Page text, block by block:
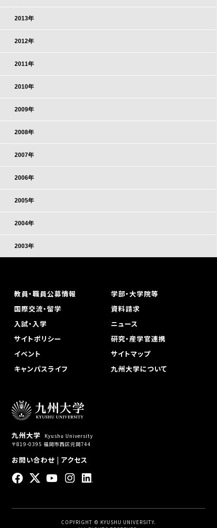
2013年
2012年
2011年
2010年
2009年
2008年
2007年
2006年
2005年
2004年
2003年
九州大学
Kyushu University
〒819-0395 福岡市西区元岡744
お問い合わせ| アクセス
教員・職員公募情報
学部・大学院等
国際交流・留学
資料請求
入試・入学
ニュース
サイトポリシー
研究・産学官連携
イベント
サイトマップ
キャンパスライフ
九州大学について
COPYRIGHT © KYUSHU UNIVERSITY.